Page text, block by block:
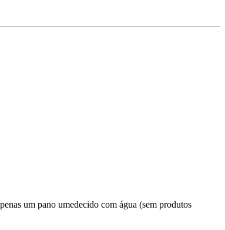
um pano umedecido com água (sem produtos